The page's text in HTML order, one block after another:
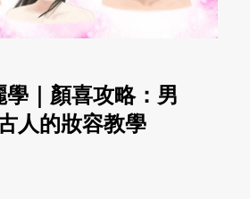
學｜顏喜攻略：男
人的妝容教學